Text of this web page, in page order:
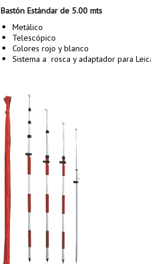
Bastón Estándar de 5.00 mts
Metálico
Telescópico
Colores rojo y blanco
Sistema a rosca y adaptador para